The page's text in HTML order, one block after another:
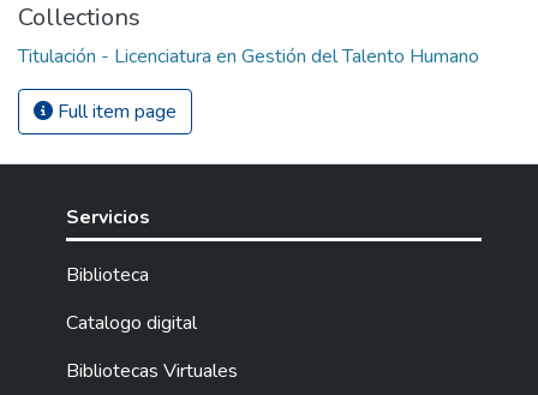
Collections
Titulación - Licenciatura en Gestión del Talento Humano
Full item page
Servicios
Biblioteca
Catalogo digital
Bibliotecas Virtuales